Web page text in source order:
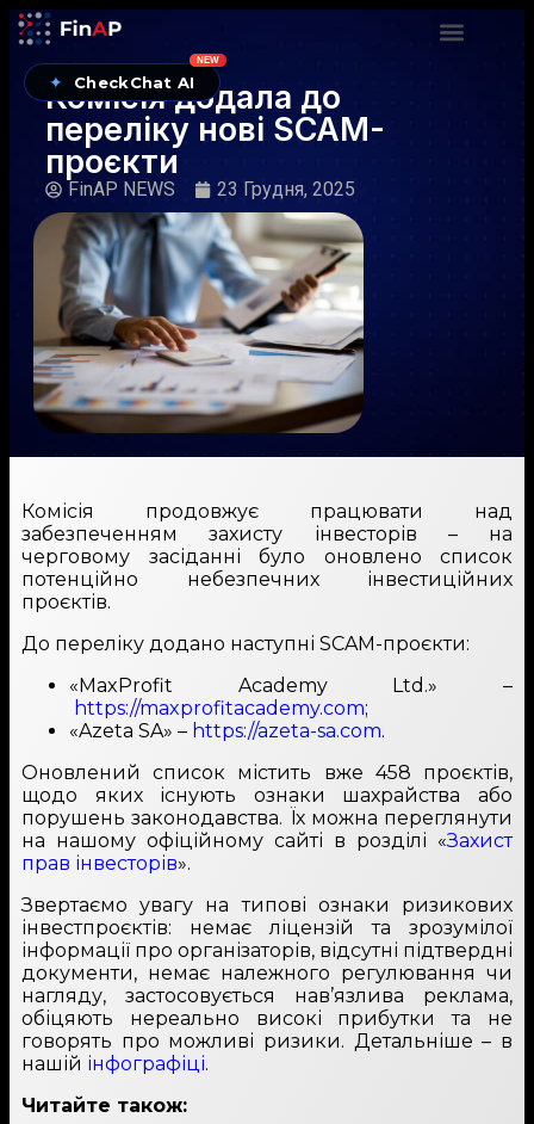
✦ CheckChat AI
NEW
Комісія додала до
переліку нові SCAM-
проєкти
FinAP NEWS 23 Грудня, 2025
Комісія продовжує працювати над
забезпеченням захисту інвесторів – на
черговому засіданні було оновлено список
потенційно небезпечних інвестиційних
проєктів.
До переліку додано наступні SCAM-проєкти:
⁠«MaxProfit Academy Ltd.» –
https://maxprofitacademy.com;
«Azeta SA» – https://azeta-sa.com.
Оновлений список містить вже 458 проєктів,
щодо яких існують ознаки шахрайства або
порушень законодавства. Їх можна переглянути
на нашому офіційному сайті в розділі «Захист
прав інвесторів».
Звертаємо увагу на типові ознаки ризикових
інвестпроєктів: немає ліцензій та зрозумілої
інформації про організаторів, відсутні підтвердні
документи, немає належного регулювання чи
нагляду, застосовується нав’язлива реклама,
обіцяють нереально високі прибутки та не
говорять про можливі ризики. Детальніше – в
нашій інфографіці.
Читайте також: